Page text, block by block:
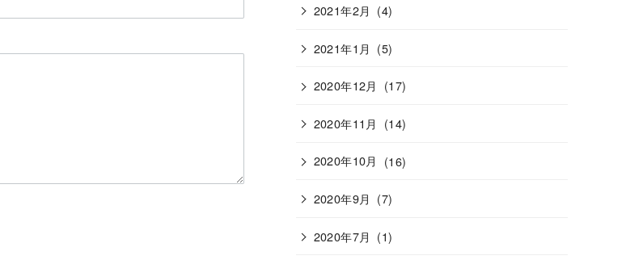
2021年2月 (4)
2021年1月 (5)
2020年12月 (17)
2020年11月 (14)
2020年10月 (16)
2020年9月 (7)
2020年7月 (1)